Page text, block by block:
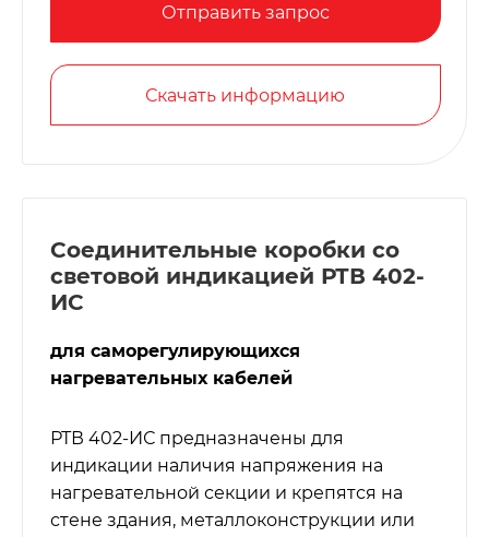
Отправить запрос
Скачать информацию
Соединительные коробки со
световой индикацией РТВ 402-
ИС
для саморегулирующихся
нагревательных кабелей
РТВ 402-ИС предназначены для
индикации наличия напряжения на
нагревательной секции и крепятся на
стене здания, металлоконструкции или